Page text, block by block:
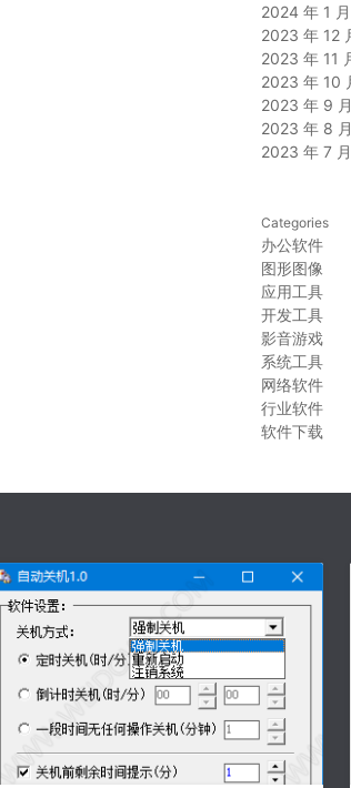
2024 年 1 月
2023 年 12
2023 年 11
2023 年 10
2023 年 9 月
2023 年 8 月
2023 年 7 月
Categories
办公软件
图形图像
应用工具
开发工具
影音游戏
系统工具
网络软件
行业软件
软件下载